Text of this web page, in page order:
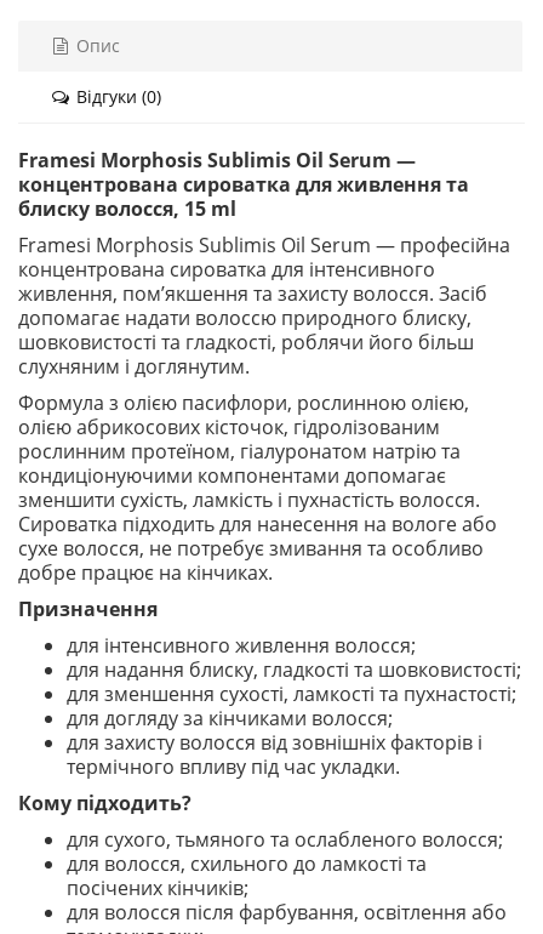
Опис
Відгуки (0)
Framesi Morphosis Sublimis Oil Serum —
концентрована сироватка для живлення та
блиску волосся, 15 ml
Framesi Morphosis Sublimis Oil Serum — професійна
концентрована сироватка для інтенсивного
живлення, пом’якшення та захисту волосся. Засіб
допомагає надати волоссю природного блиску,
шовковистості та гладкості, роблячи його більш
слухняним і доглянутим.
Формула з олією пасифлори, рослинною олією,
олією абрикосових кісточок, гідролізованим
рослинним протеїном, гіалуронатом натрію та
кондиціонуючими компонентами допомагає
зменшити сухість, ламкість і пухнастість волосся.
Сироватка підходить для нанесення на вологе або
сухе волосся, не потребує змивання та особливо
добре працює на кінчиках.
Призначення
для інтенсивного живлення волосся;
для надання блиску, гладкості та шовковистості;
для зменшення сухості, ламкості та пухнастості;
для догляду за кінчиками волосся;
для захисту волосся від зовнішніх факторів і
термічного впливу під час укладки.
Кому підходить?
для сухого, тьмяного та ослабленого волосся;
для волосся, схильного до ламкості та
посічених кінчиків;
для волосся після фарбування, освітлення або